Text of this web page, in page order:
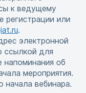
к ведущему
регистрации или
.
электронной
ссылкой для
напоминания об
мероприятия.
вебинара.